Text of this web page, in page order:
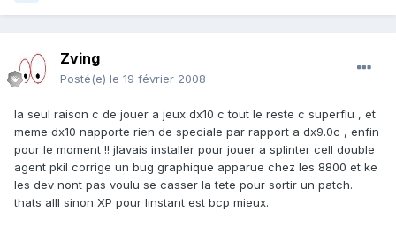
Zving
Posté(e) le 19 février 2008
la seul raison c de jouer a jeux dx10 c tout le reste c superflu , et
meme dx10 napporte rien de speciale par rapport a dx9.0c , enfin
pour le moment !! jlavais installer pour jouer a splinter cell double
agent pkil corrige un bug graphique apparue chez les 8800 et ke
les dev nont pas voulu se casser la tete pour sortir un patch.
thats alll sinon XP pour linstant est bcp mieux.